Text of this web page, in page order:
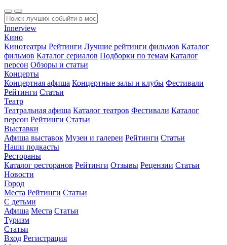
Innerview
Кино
Кинотеатры Рейтинги Лучшие рейтинги фильмов Каталог
фильмов Каталог сериалов Подборки по темам Каталог
персон Обзоры и статьи
Концерты
Концертная афиша Концертные залы и клубы Фестивали
Рейтинги Статьи
Театр
Театральная афиша Каталог театров Фестивали Каталог
персон Рейтинги Статьи
Выставки
Афиша выставок Музеи и галереи Рейтинги Статьи
Наши подкасты
Рестораны
Каталог ресторанов Рейтинги Отзывы Рецензии Статьи
Новости
Город
Места Рейтинги Статьи
С детьми
Афиша Места Статьи
Туризм
Статьи
Вход Регистрация